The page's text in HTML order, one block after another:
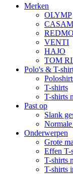
Merken
OLYMP
VENTI
HAJO
TOM
Polo's & T-
T-shirts
T-shirts
Past op
Slank
Onderwerpen
Grote
Effen T-
T-shirts
T-shirts